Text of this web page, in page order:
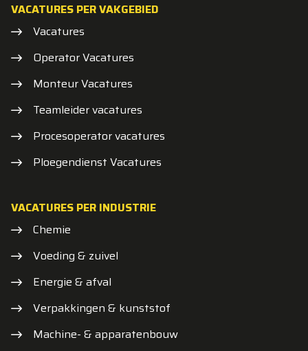
VACATURES PER VAKGEBIED
Vacatures
Operator Vacatures
Monteur Vacatures
Teamleider vacatures
Procesoperator vacatures
Ploegendienst Vacatures
VACATURES PER INDUSTRIE
Chemie
Voeding & zuivel
Energie & afval
Verpakkingen & kunststof
Machine- & apparatenbouw